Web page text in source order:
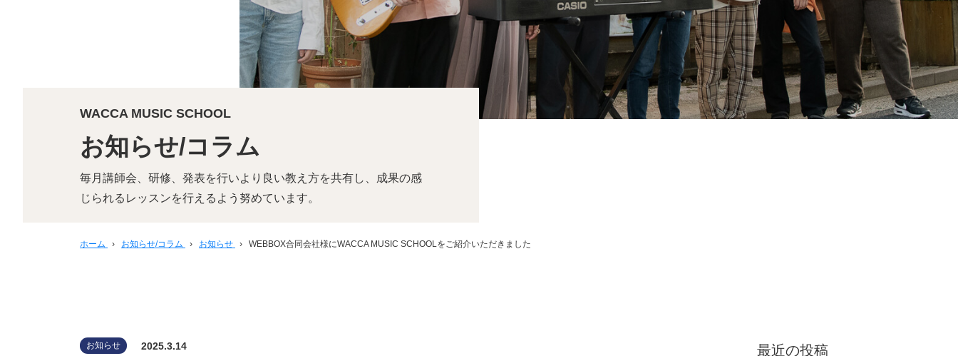
WACCA MUSIC SCHOOL
お知らせ/コラム
毎月講師会、研修、発表を行いより良い教え方を共有し、成果の感
じられるレッスンを行えるよう努めています。
ホーム › お知らせ/コラム › お知らせ › WEBBOX合同会社様にWACCA MUSIC SCHOOLをご紹介いただきました
お知らせ 2025.3.14 最近の投稿